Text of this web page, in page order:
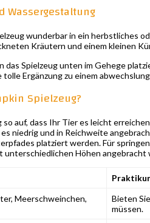
Wassergestaltung
wunderbar in ein herbstliches
Kräutern und einem kleinen
das Spielzeug unten im Gehege
Ergänzung zu einem
Spielzeug?
so auf, dass Ihr Tier es leicht
niedrig und in Reichweite
platziert werden. Für
Höhen angebracht
Meerschweinchen,
Bieten
müssen.